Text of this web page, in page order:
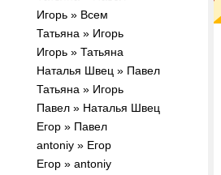
Игорь » Всем
Татьяна » Игорь
Игорь » Татьяна
Наталья Швец » Павел
Татьяна » Игорь
Павел » Наталья Швец
Егор » Павел
antoniy » Егор
Егор » antoniy